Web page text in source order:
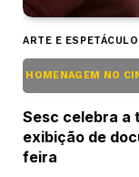
ARTE E ESPETÁCULO
HOMENAGEM NO
Sesc celebra a
exibição de
feira